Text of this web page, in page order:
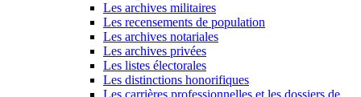
Les archives militaires
Les recensements de population
Les archives notariales
Les archives privées
Les listes électorales
Les distinctions honorifiques
Les carrières professionnelles et les dossiers de